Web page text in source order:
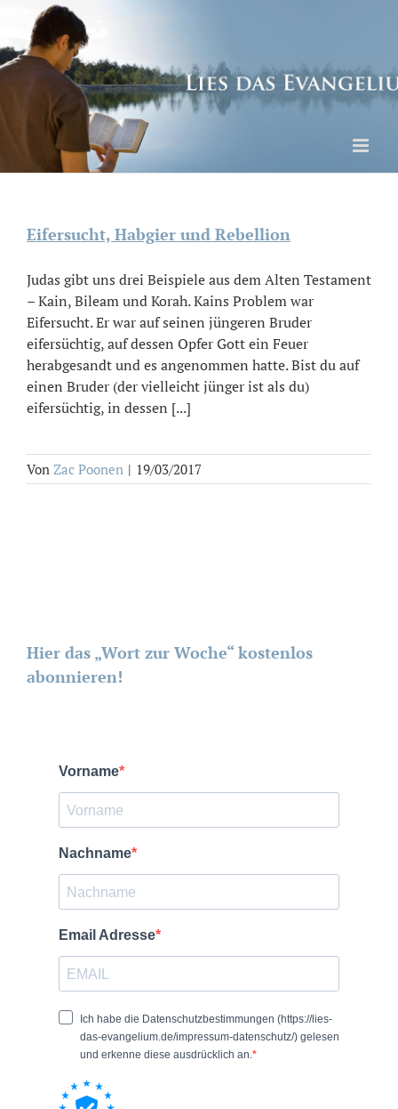
content
Eifersucht, Habgier und Rebellion
Judas gibt uns drei Beispiele aus dem Alten Testament
– Kain, Bileam und Korah. Kains Problem war
Eifersucht. Er war auf seinen jüngeren Bruder
eifersüchtig, auf dessen Opfer Gott ein Feuer
herabgesandt und es angenommen hatte. Bist du auf
einen Bruder (der vielleicht jünger ist als du)
eifersüchtig, in dessen [...]
Von Zac Poonen | 19/03/2017
Hier das „Wort zur Woche“ kostenlos
abonnieren!